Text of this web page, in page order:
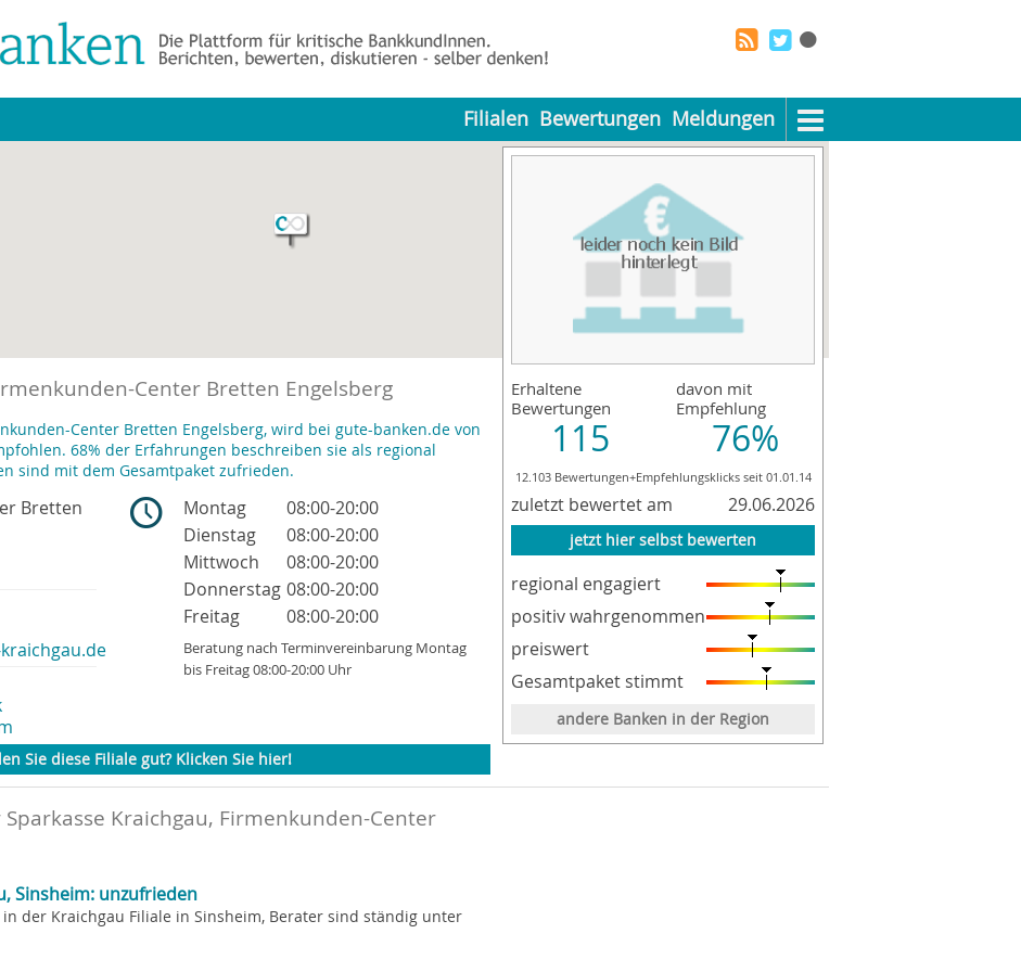
Filialen Bewertungen Meldungen
Erhaltene
Bewertungen
115
davon mit
Empfehlung
76%
12.103 Bewertungen+Empfehlungsklicks seit 01.01.14
zuletzt bewertet am 29.06.2026
jetzt hier selbst bewerten
regional engagiert
positiv wahrgenommen
preiswert
Gesamtpaket stimmt
andere Banken in der Region
Center Bretten Engelsberg
Center Bretten Engelsberg, wird bei gute-banken.de von
68% der Erfahrungen beschreiben sie als regional
sind mit dem Gesamtpaket zufrieden.
Bretten
Montag
08:00-20:00
Dienstag
08:00-20:00
Mittwoch
08:00-20:00
Donnerstag 08:00-20:00
Freitag
08:00-20:00
Beratung nach Terminvereinbarung Montag
bis Freitag 08:00-20:00 Uhr
Sie diese Filiale gut? Klicken Sie hier!
Kraichgau, Firmenkunden-Center
Sinsheim: unzufrieden
der Kraichgau Filiale in Sinsheim, Berater sind ständig unter